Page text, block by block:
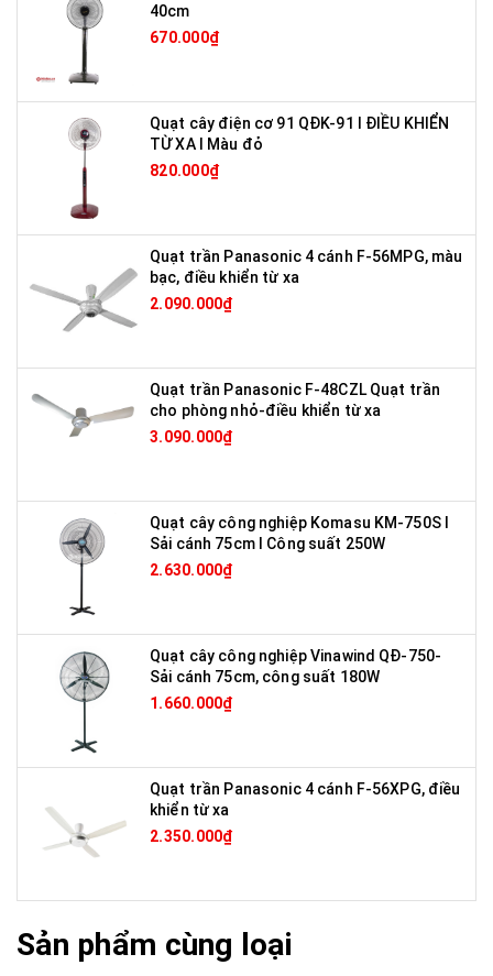
40cm
670.000₫
Quạt cây điện cơ 91 QĐK-91 I ĐIỀU KHIỂN
TỪ XA I Màu đỏ
820.000₫
Quạt trần Panasonic 4 cánh F-56MPG, màu
bạc, điều khiển từ xa
2.090.000₫
Quạt trần Panasonic F-48CZL Quạt trần
cho phòng nhỏ-điều khiển từ xa
3.090.000₫
Quạt cây công nghiệp Komasu KM-750S I
Sải cánh 75cm I Công suất 250W
2.630.000₫
Quạt cây công nghiệp Vinawind QĐ-750-
Sải cánh 75cm, công suất 180W
1.660.000₫
Quạt trần Panasonic 4 cánh F-56XPG, điều
khiển từ xa
2.350.000₫
Sản phẩm cùng loại